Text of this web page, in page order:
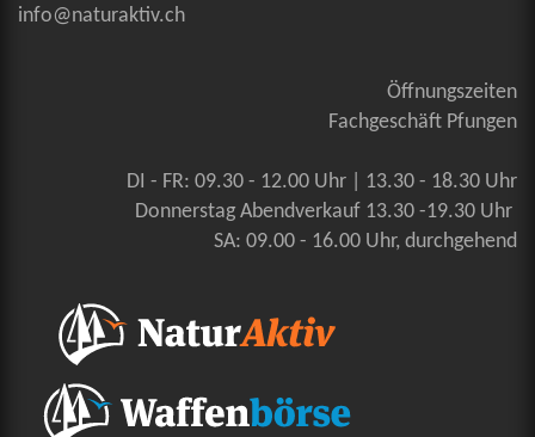
info@naturaktiv.ch
Öffnungszeiten
Fachgeschäft Pfungen
DI - FR: 09.30 - 12.00 Uhr | 13.30 - 18.30 Uhr
Donnerstag Abendverkauf 13.30 -19.30 Uhr
SA: 09.00 - 16.00 Uhr, durchgehend